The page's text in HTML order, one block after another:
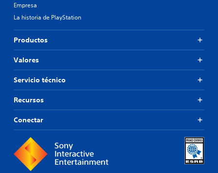
Empresa
La historia de PlayStation
Productos
Valores
Servicio técnico
Recursos
Conectar